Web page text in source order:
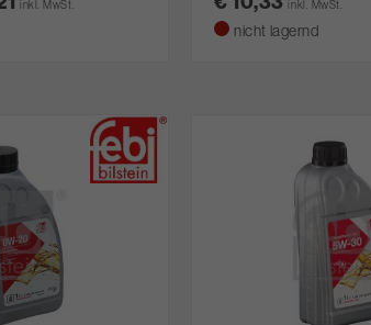
inkl. MwSt. inkl. MwSt.
nicht lagernd